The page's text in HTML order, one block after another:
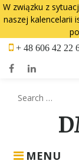
W związku z
naszej kalencelarii
Skip
content
+ 48 606 42 22
MENU
Search